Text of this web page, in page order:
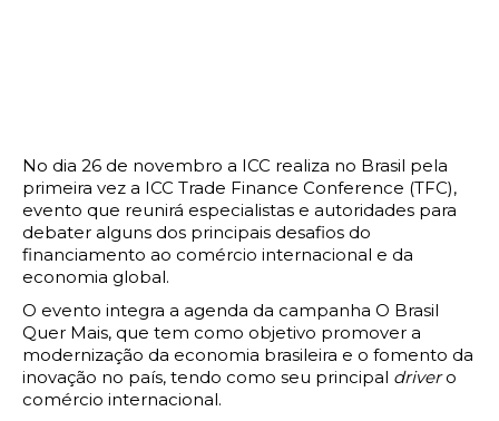
No dia 26 de novembro a ICC realiza no Brasil pela
primeira vez a ICC Trade Finance Conference (TFC),
evento que reunirá especialistas e autoridades para
debater alguns dos principais desafios do
financiamento ao comércio internacional e da
economia global.
O evento integra a agenda da campanha O Brasil
Quer Mais, que tem como objetivo promover a
modernização da economia brasileira e o fomento da
inovação no país, tendo como seu principal drivero
comércio internacional.